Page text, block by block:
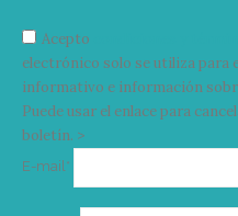
Acepto
electrónico solo se utiliza para
informativo e información
Puede usar el enlace para
boletín. >
E-mail*